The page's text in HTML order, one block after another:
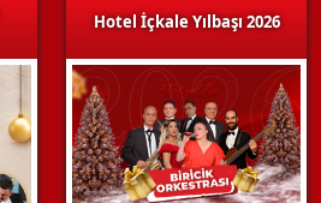
Hotel İçkale Yılbaşı 2026